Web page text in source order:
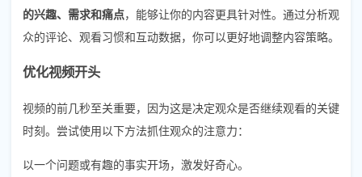
的兴趣、需求和痛点，能够让你的内容更具针对性。通过分析观
众的评论、观看习惯和互动数据，你可以更好地调整内容策略。
优化视频开头
视频的前几秒至关重要，因为这是决定观众是否继续观看的关键
时刻。尝试使用以下方法抓住观众的注意力：
以一个问题或有趣的事实开场，激发好奇心。